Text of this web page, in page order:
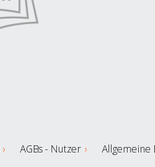
AGBs - Nutzer Allgemeine